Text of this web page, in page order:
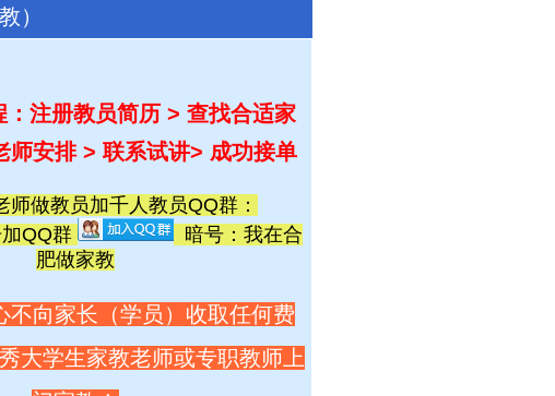
）
：注册教员简历 > 查找合适家
师安排 > 联系试讲> 成功接单
师做教员加千人教员QQ群：
QQ群
暗号：我在合
肥做家教
不向家长（学员）收取任何费
大学生家教老师或专职教师上